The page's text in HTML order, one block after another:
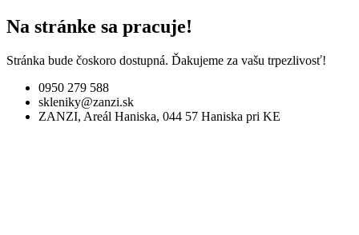
Na stránke sa pracuje!
Stránka bude čoskoro dostupná. Ďakujeme za vašu trpezlivosť!
0950 279 588
skleniky@zanzi.sk
ZANZI, Areál Haniska, 044 57 Haniska pri KE